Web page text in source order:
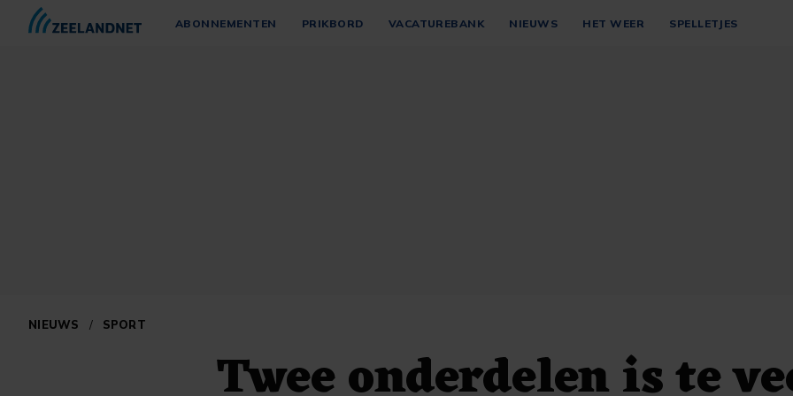
ABONNEMENTEN PRIKBORD VACATUREBANK NIEUWS HET WEER SPELLETJES
NIEUWS / SPORT